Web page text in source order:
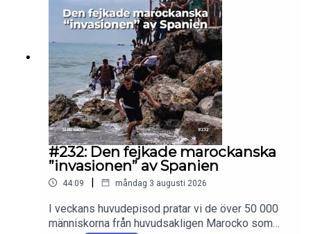
#232: Den fejkade marockanska
”invasionen” av Spanien
44:09 | måndag 3 augusti 2026
I veckans huvudepisod pratar vi de över 50 000
människorna från huvudsakligen Marocko som